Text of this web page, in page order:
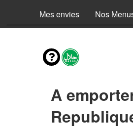
Mes envies Nos
A